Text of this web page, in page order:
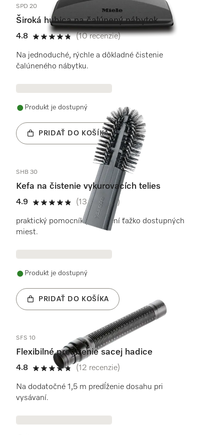
SPD 20
Široká hubica na čalúnený nábytok
4.8
4.8 / 5
(10 recenzie)
Na jednoduché, rýchle a dôkladné čistenie
čalúneného nábytku.
Produkt je dostupný
PRIDAŤ DO KOŠÍKA
SHB 30
Kefa na čistenie vykurovacích telies
4.9
4.9 / 5
(13 recenzie)
praktický pomocník pri čistení ťažko dostupných
miest.
Produkt je dostupný
PRIDAŤ DO KOŠÍKA
SFS 10
Flexibilné predĺženie sacej hadice
4.8
4.8 / 5
(12 recenzie)
Na dodatočné 1,5 m predĺženie dosahu pri
vysávaní.